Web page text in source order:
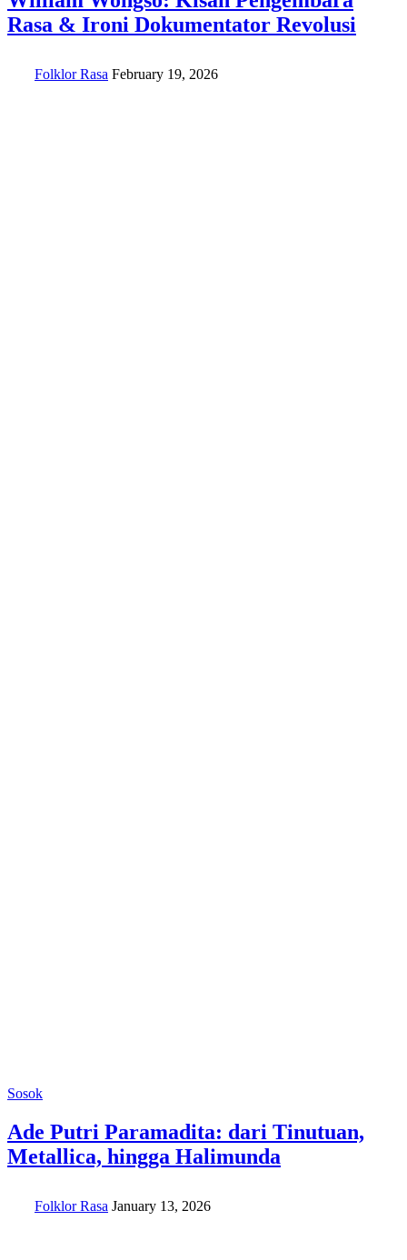
Rasa & Ironi Dokumentator Revolusi
Folklor Rasa February 19, 2026
Sosok
Ade Putri Paramadita: dari Tinutuan,
Metallica, hingga Halimunda
Folklor Rasa January 13, 2026